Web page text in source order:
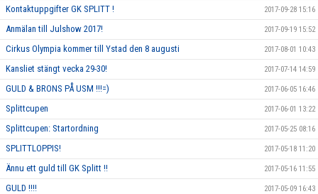
Kontaktuppgifter GK SPLITT ! 2017-09-28 15:16
Anmälan till Julshow 2017! 2017-09-19 15:52
Cirkus Olympia kommer till Ystad den 8 augusti 2017-08-01 10:43
Kansliet stängt vecka 29-30! 2017-07-14 14:59
GULD & BRONS PÅ USM !!!=) 2017-06-05 16:46
Splittcupen 2017-06-01 13:22
Splittcupen: Startordning 2017-05-25 08:16
SPLITTLOPPIS! 2017-05-18 11:20
Ännu ett guld till GK Splitt !! 2017-05-16 11:55
GULD !!!! 2017-05-09 16:43